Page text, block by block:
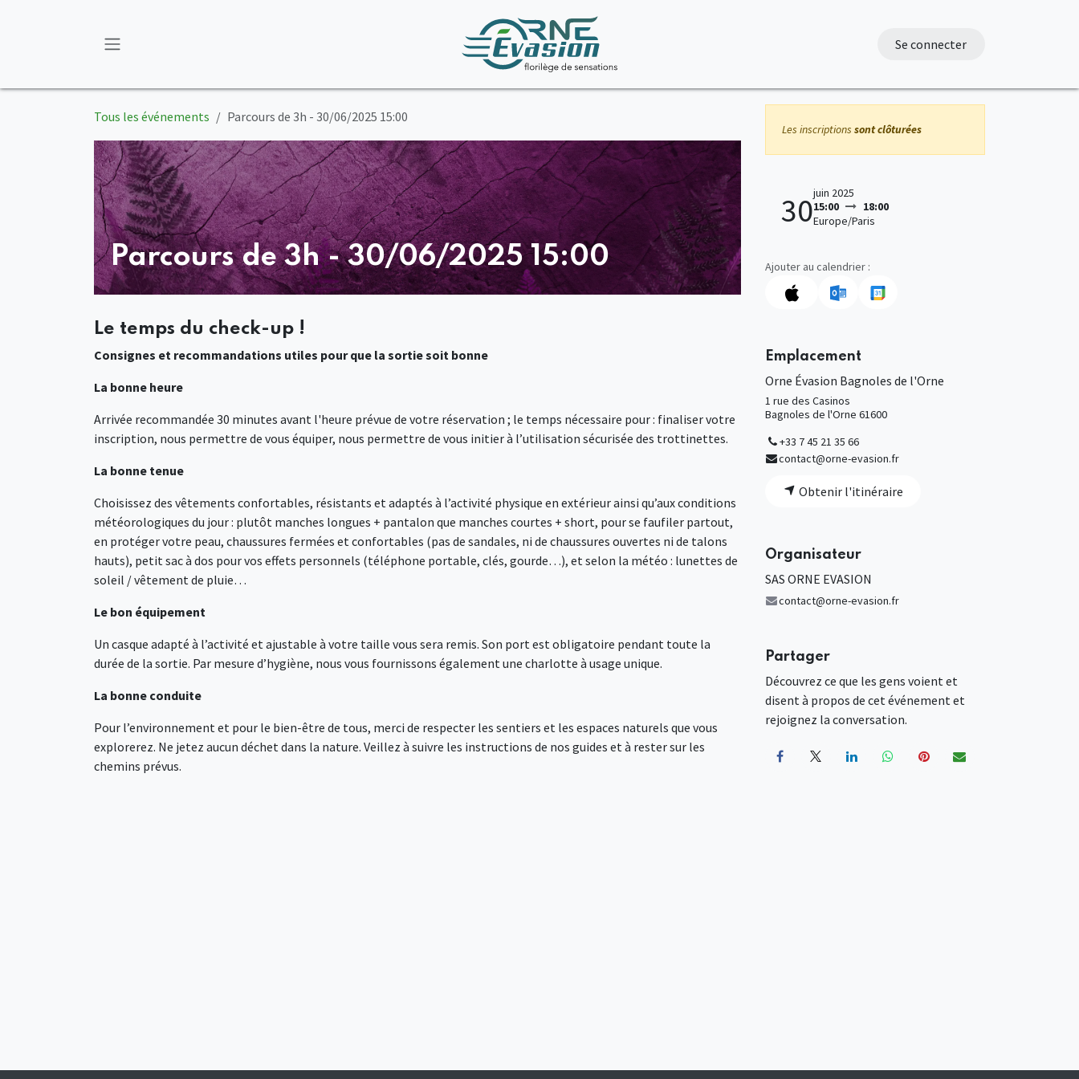
Se connecter
Tous les événements Parcours de 3h - 30/06/2025 15:00
Parcours de 3h - 30/06/2025 15:00
Le temps du check-up !
Consignes et recommandations utiles pour que la sortie soit bonne
La bonne heure
Arrivée recommandée 30 minutes avant l'heure prévue de votre réservation ; le temps nécessaire pour : finaliser votre
inscription, nous permettre de vous équiper, nous permettre de vous initier à l’utilisation sécurisée des trottinettes.
La bonne tenue
Choisissez des vêtements confortables, résistants et adaptés à l’activité physique en extérieur ainsi qu’aux conditions
météorologiques du jour : plutôt manches longues + pantalon que manches courtes + short, pour se faufiler partout,
en protéger votre peau, chaussures fermées et confortables (pas de sandales, ni de chaussures ouvertes ni de talons
hauts), petit sac à dos pour vos effets personnels (téléphone portable, clés, gourde…), et selon la météo : lunettes de
soleil / vêtement de pluie…
Le bon équipement
Un casque adapté à l’activité et ajustable à votre taille vous sera remis. Son port est obligatoire pendant toute la
durée de la sortie. Par mesure d’hygiène, nous vous fournissons également une charlotte à usage unique.
La bonne conduite
Pour l’environnement et pour le bien-être de tous, merci de respecter les sentiers et les espaces naturels que vous
explorerez. Ne jetez aucun déchet dans la nature. Veillez à suivre les instructions de nos guides et à rester sur les
chemins prévus.
Les inscriptions sont clôturées
30juin 2025
15:00
18:00
Europe/Paris
Ajouter au calendrier :
Emplacement
Orne Évasion Bagnoles de l'Orne
1 rue des Casinos
Bagnoles de l'Orne 61600
+33 7 45 21 35 66
contact@orne-evasion.fr
Obtenir l'itinéraire
Organisateur
SAS ORNE EVASION
contact@orne-evasion.fr
Partager
Découvrez ce que les gens voient et
disent à propos de cet événement et
rejoignez la conversation.